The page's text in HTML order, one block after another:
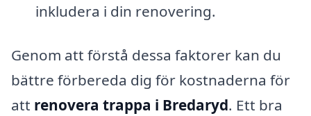
inkludera i din renovering.
Genom att förstå dessa faktorer kan du
bättre förbereda dig för kostnaderna för
att renovera trappa i Bredaryd. Ett bra